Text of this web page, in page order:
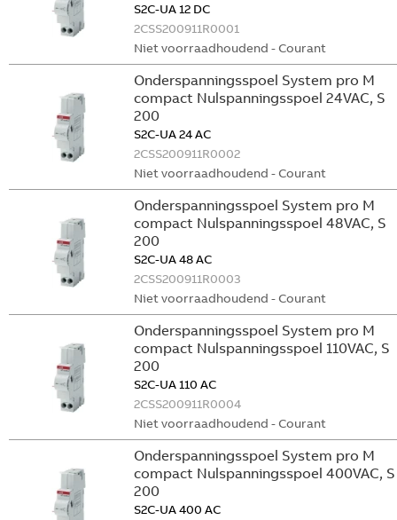
S2C-UA 12 DC
2CSS200911R0001
Niet voorraadhoudend - Courant
Onderspanningsspoel System pro M
compact Nulspanningsspoel 24VAC, S
200
S2C-UA 24 AC
2CSS200911R0002
Niet voorraadhoudend - Courant
Onderspanningsspoel System pro M
compact Nulspanningsspoel 48VAC, S
200
S2C-UA 48 AC
2CSS200911R0003
Niet voorraadhoudend - Courant
Onderspanningsspoel System pro M
compact Nulspanningsspoel 110VAC, S
200
S2C-UA 110 AC
2CSS200911R0004
Niet voorraadhoudend - Courant
Onderspanningsspoel System pro M
compact Nulspanningsspoel 400VAC, S
200
S2C-UA 400 AC